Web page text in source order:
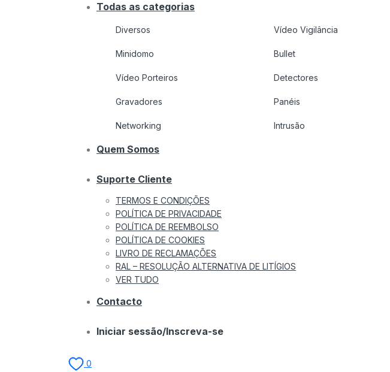
Todas as categorias
Diversos Vídeo Vigilância
Minidomo Bullet
Vídeo Porteiros Detectores
Gravadores Panéis
Networking Intrusão
Quem Somos
Suporte Cliente
TERMOS E CONDIÇÕES
POLÍTICA DE PRIVACIDADE
POLÍTICA DE REEMBOLSO
POLÍTICA DE COOKIES
LIVRO DE RECLAMAÇÕES
RAL – RESOLUÇÃO ALTERNATIVA DE LITÍGIOS
VER TUDO
Contacto
Iniciar sessão/Inscreva-se
0